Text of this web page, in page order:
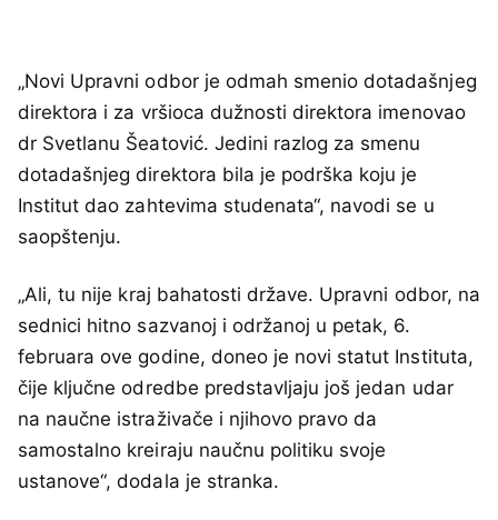
„Novi Upravni odbor je odmah smenio dotadašnjeg
direktora i za vršioca dužnosti direktora imenovao
dr Svetlanu Šeatović. Jedini razlog za smenu
dotadašnjeg direktora bila je podrška koju je
Institut dao zahtevima studenata“, navodi se u
saopštenju.
„Ali, tu nije kraj bahatosti države. Upravni odbor, na
sednici hitno sazvanoj i održanoj u petak, 6.
februara ove godine, doneo je novi statut Instituta,
čije ključne odredbe predstavljaju još jedan udar
na naučne istraživače i njihovo pravo da
samostalno kreiraju naučnu politiku svoje
ustanove“, dodala je stranka.